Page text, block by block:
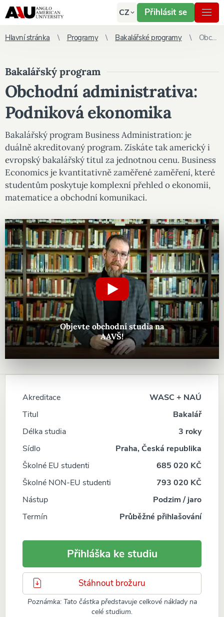
CZ Přihlásit se
Hlavní stránka Programy Bakalářské programy Obchodní administrativa: Podniková ekonomika
Bakalářský program
Obchodní administrativa:
Podniková ekonomika
Bakalářský program Business Administration: je
duálně akreditovaný program. Získáte tak americký i
evropský bakalářský titul za jednotnou cenu. Business
Economics je kvantitativně zaměřené zaměření, které
studentům poskytuje komplexní přehled o ekonomii,
matematice a obchodní komunikaci.
Objevte obchodní studia na
AAVŠ!
Akreditace
WASC + NAÚ
Titul
Bakalář
Délka studia
3 roky
Sídlo
Praha, Česká republika
Školné EU studenti
685 020 KČ
Školné NON-EU studenti
793 020 KČ
Nástup
Podzim / jaro
Termín
Průběžné přihlašování
Přihláška ke studiu
Stáhnout brožuru
Poznámka: Tato částka představuje celkové náklady na
celé studium.